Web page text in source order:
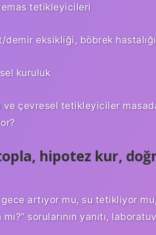
tetikleyicileri
eksikliği, böbrek hastalığı
kuruluk
ve çevresel tetikleyiciler
hipotez kur,
gece artıyor mu, su tetikliyor
sorularının yanıtı,